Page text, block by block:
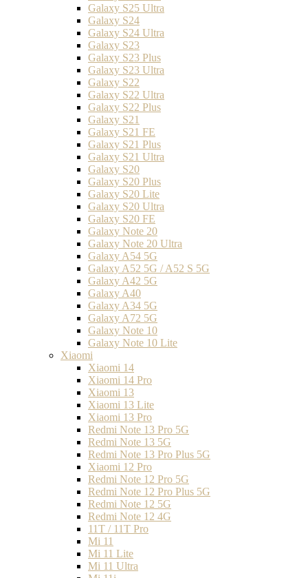
Galaxy S25 Ultra
Galaxy S24
Galaxy S24 Ultra
Galaxy S23
Galaxy S23 Plus
Galaxy S23 Ultra
Galaxy S22
Galaxy S22 Ultra
Galaxy S22 Plus
Galaxy S21
Galaxy S21 FE
Galaxy S21 Plus
Galaxy S21 Ultra
Galaxy S20
Galaxy S20 Plus
Galaxy S20 Lite
Galaxy S20 Ultra
Galaxy S20 FE
Galaxy Note 20
Galaxy Note 20 Ultra
Galaxy A54 5G
Galaxy A52 5G / A52 S 5G
Galaxy A42 5G
Galaxy A40
Galaxy A34 5G
Galaxy A72 5G
Galaxy Note 10
Galaxy Note 10 Lite
Xiaomi
Xiaomi 14
Xiaomi 14 Pro
Xiaomi 13
Xiaomi 13 Lite
Xiaomi 13 Pro
Redmi Note 13 Pro 5G
Redmi Note 13 5G
Redmi Note 13 Pro Plus 5G
Xiaomi 12 Pro
Redmi Note 12 Pro 5G
Redmi Note 12 Pro Plus 5G
Redmi Note 12 5G
Redmi Note 12 4G
11T / 11T Pro
Mi 11
Mi 11 Lite
Mi 11 Ultra